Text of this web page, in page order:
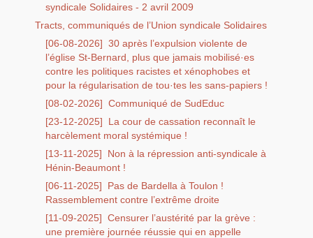
syndicale Solidaires - 2 avril 2009
Tracts, communiqués de l’Union syndicale Solidaires
[06-08-2026] 30 après l’expulsion violente de
l’église St-Bernard, plus que jamais mobilisé·es
contre les politiques racistes et xénophobes et
pour la régularisation de tou·tes les sans-papiers !
[08-02-2026] Communiqué de SudEduc
[23-12-2025]
La cour de cassation reconnaît le
harcèlement moral systémique !
[13-11-2025]
Non à la répression anti-syndicale à
Hénin-Beaumont !
[06-11-2025]
Pas de Bardella à Toulon !
Rassemblement contre l’extrême droite
[11-09-2025] Censurer l’austérité par la grève :
une première journée réussie qui en appelle